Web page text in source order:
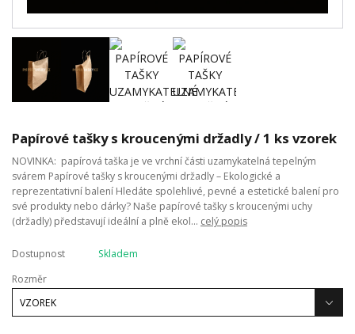
Papírové tašky s kroucenými držadly / 1 ks vzorek
NOVINKA: papírová taška je ve vrchní části uzamykatelná tepelným
svárem Papírové tašky s kroucenými držadly – Ekologické a
reprezentativní balení Hledáte spolehlivé, pevné a estetické balení pro
své produkty nebo dárky? Naše papírové tašky s kroucenými uchy
(držadly) představují ideální a plně ekol... celý popis
Dostupnost
Skladem
Rozměr